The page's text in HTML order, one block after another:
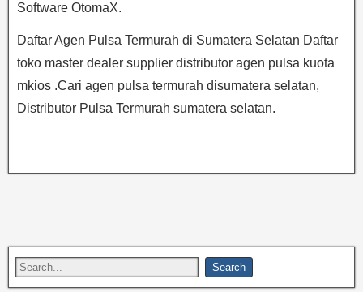
Software OtomaX.
Daftar Agen Pulsa Termurah di Sumatera Selatan Daftar
toko master dealer supplier distributor agen pulsa kuota
mkios .Cari agen pulsa termurah disumatera selatan,
Distributor Pulsa Termurah sumatera selatan.